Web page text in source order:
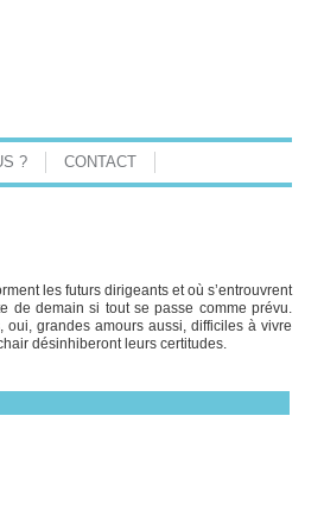
? CONTACT
les futurs dirigeants et où s’entrouvrent
de demain si tout se passe comme prévu.
oui, grandes amours aussi, difficiles à vivre
désinhiberont leurs certitudes.